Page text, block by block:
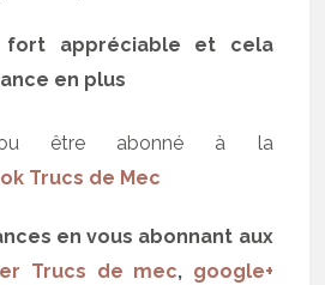
fort appréciable et cela
en plus
ou être abonné à la
Trucs de Mec
en vous abonnant aux
Trucs de mec, google+